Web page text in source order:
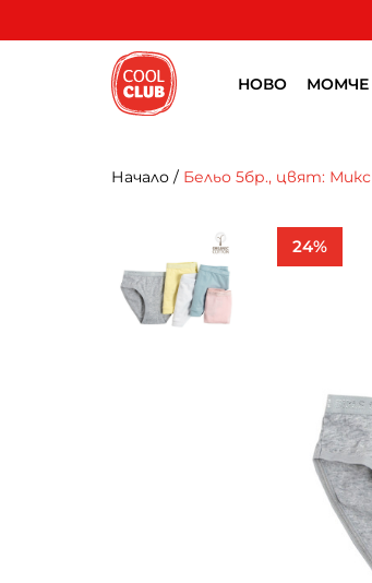
НОВО МОМЧЕ
Начало / Бельо 5бр., цвят: Микс
24%